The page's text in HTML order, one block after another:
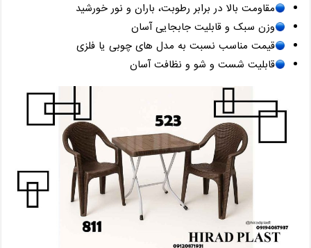
مقاومت بالا در برابر رطوبت، باران و نور خورشید
وزن سبک و قابلیت جابجایی آسان
قیمت مناسب نسبت به مدل ‌های چوبی یا فلزی
قابلیت شست ‌و شو و نظافت آسان